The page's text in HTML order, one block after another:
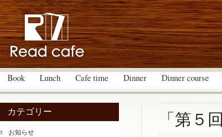
Book Lunch Cafe time Dinner Dinner course
「第５
カテゴリー
お知らせ